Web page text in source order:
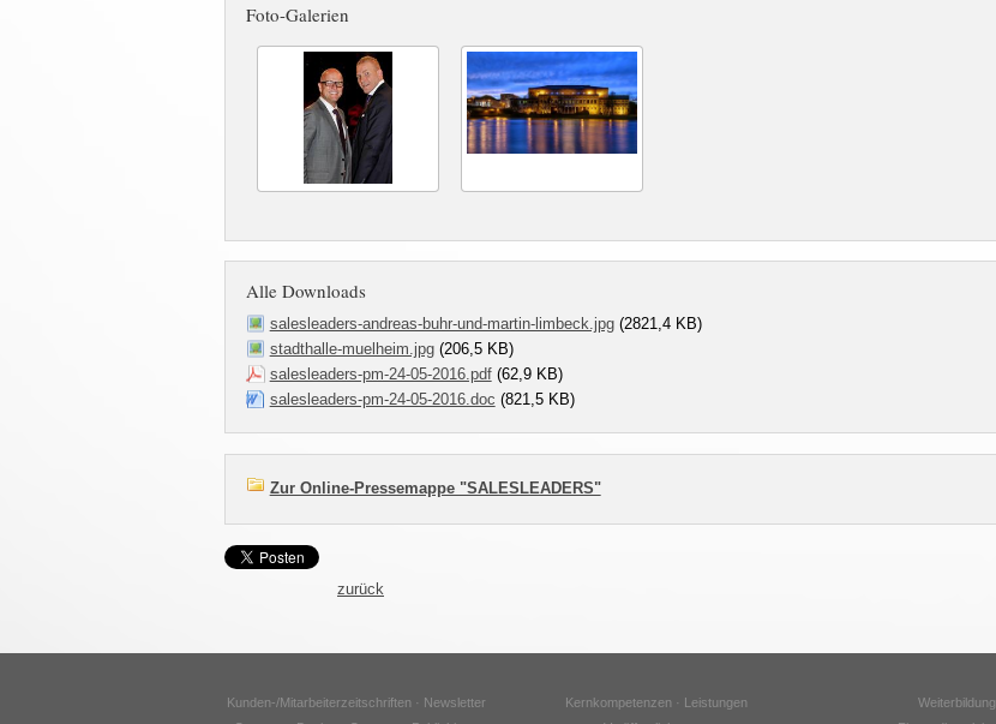
Foto-Galerien
Alle Downloads
salesleaders-andreas-buhr-und-martin-limbeck.jpg(2821,4 KB)
stadthalle-muelheim.jpg(206,5 KB)
salesleaders-pm-24-05-2016.pdf(62,9 KB)
salesleaders-pm-24-05-2016.doc (821,5 KB)
Zur Online-Pressemappe "SALESLEADERS"
zurück
Kunden-/Mitarbeiterzeitschriften · Newsletter
Kernkompetenzen · Leistungen
Weiterbildung